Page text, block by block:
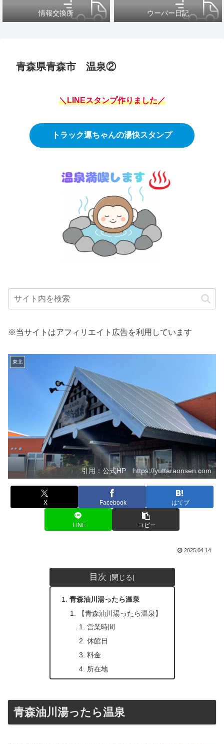
情報交換所 ウーバー日記
青森県青森市 温泉②
＼LINEスタンプ作りました／
トラック運ちゃんの湯快スタンプ
※当サイトはアフィリエイト広告を利用しています
東北
引用：公式HP https://yuttaraonsen.com
X Facebook はてブ
LINE コピー
2025.04.14
目次
青森油川湯ったら温泉
【青森油川湯ったら温泉】
営業時間
休館日
料金
所在地
青森油川湯ったら温泉